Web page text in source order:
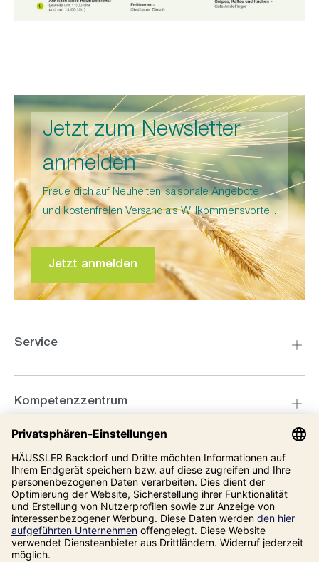
Jetzt zum Newsletter
anmelden
Freue dich auf Neuheiten, saisonale Angebote
und kostenfreien Versand als Willkommensvorteil.
Jetzt anmelden
Service
Kompetenzzentrum
Informationen
Unsere Adresse